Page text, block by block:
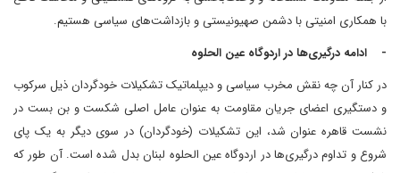
با همکاری امنیتی با دشمن صهیونیستی و بازداشت‌های سیاسی هستیم.
- ادامه درگیری‌ها در اردوگاه عین الحلوه
در کنار آن چه نقش مخرب سیاسی و دیپلماتیک تشکیلات خودگردان ذیل سرکوب
و دستگیری اعضای جریان مقاومت به عنوان عامل اصلی شکست و بن بست در
نشست قاهره عنوان شد، این تشکیلات (خودگردان) در سوی دیگر به یک پای
شروع و تداوم درگیری‌ها در اردوگاه عین الحلوه لبنان بدل شده است. آن طور که